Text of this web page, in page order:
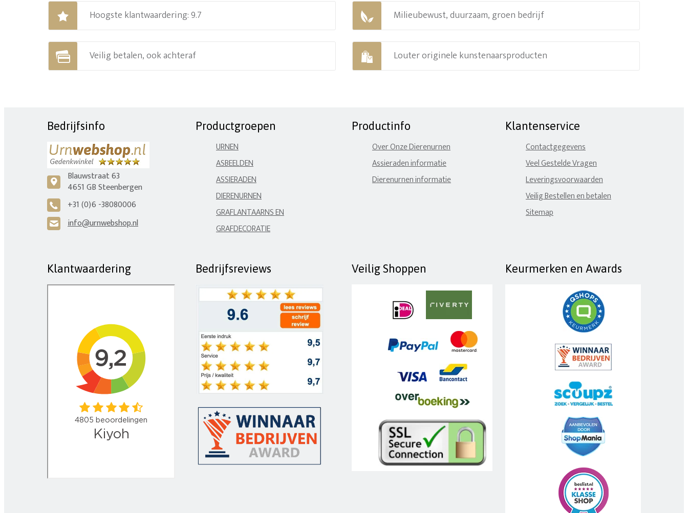
Hoogste klantwaardering: 9.7 Milieubewust, duurzaam, groen bedrijf
Veilig betalen, ook achteraf Louter originele kunstenaarsproducten
Bedrijfsinfo
c
Blauwstraat 63
4651 GB Steenbergen
A +31 (0)6 -38080006
H info@urnwebshop.nl
Productgroepen
URNEN
ASBEELDEN
ASSIERADEN
DIERENURNEN
GRAFLANTAARNS EN
GRAFDECORATIE
Productinfo
Over Onze Dierenurnen
Assieraden informatie
Dierenurnen informatie
Klantenservice
Contactgegevens
Veel Gestelde Vragen
Leveringsvoorwaarden
Veilig Bestellen en betalen
Sitemap
Klantwaardering Bedrijfsreviews Veilig Shoppen Keurmerken en Awards